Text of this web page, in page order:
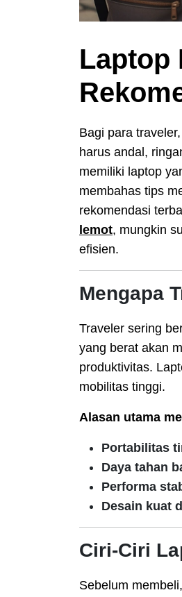
Laptop
Bagi para
harus andal,
memiliki laptop
membahas tips
rekomendasi
lemot, mungkin
efisien.
Mengapa
Traveler sering
yang berat akan
produktivitas.
mobilitas tinggi.
Alasan utama
Portabilitas
Daya tahan
Performa
Desain kuat
Ciri-Ciri
Sebelum